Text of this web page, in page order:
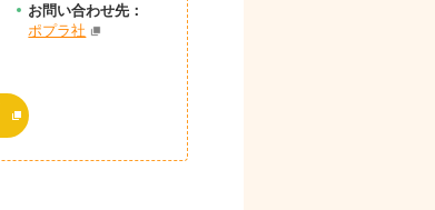
お問い合わせ先：
ポプラ社